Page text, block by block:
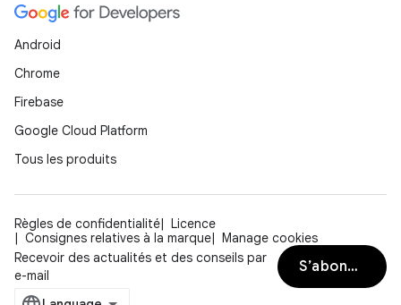
Android
Chrome
Firebase
Google Cloud Platform
Tous les produits
Règles de confidentialité
Licence
Consignes relatives à la marque
Manage cookies
Recevoir des actualités et des conseils par
e-mail
S’abonner